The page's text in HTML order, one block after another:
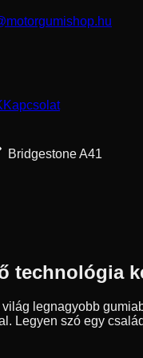
Kapcsolat
Bridgestone A41
technológia
világ legnagyobb
Legyen szó egy